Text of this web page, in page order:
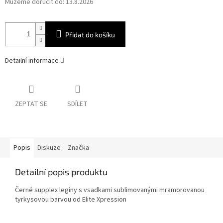
Můžeme doručit do: 13.8.2026
Přidat do košíku
Detailní informace
ZEPTAT SE SDÍLET
Popis Diskuze Značka
Detailní popis produktu
Černé supplex legíny s vsadkami sublimovanými mramorovanou
tyrkysovou barvou od Elite Xpression